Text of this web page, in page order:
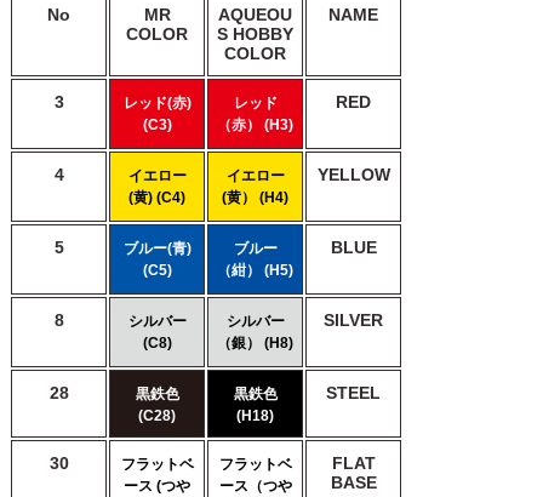
No
MR
COLOR
AQUEOU
S HOBBY
COLOR
NAME
3
レッド(赤)
(C3)
レッド
（赤） (H3)
RED
4
イエロー
(黄) (C4)
イエロー
(黄） (H4)
YELLOW
5
ブルー(青)
(C5)
ブルー
（紺） (H5)
BLUE
8
シルバー
(C8)
シルバー
（銀） (H8)
SILVER
28
黒鉄色
(C28)
黒鉄色
(H18)
STEEL
30
フラットベ
ース (つや
フラットベ
ース（つや
FLAT
BASE